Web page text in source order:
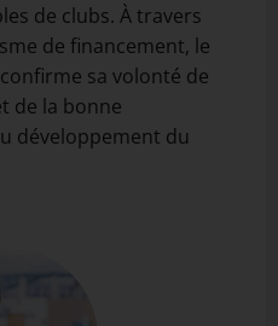
de clubs. À travers
de financement, le
sa volonté de
de la bonne
développement du